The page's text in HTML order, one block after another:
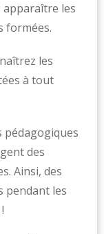
apparaître les
formées.
les
à tout
pédagogiques
des
Ainsi, des
pendant les